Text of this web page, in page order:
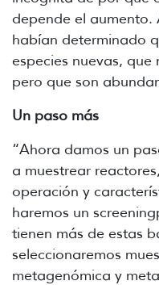
depende el aumento.
habían determinado
especies nuevas,
pero que son
Un paso más
“Ahora damos un
a muestrear
operación y
haremos un
tienen más de estas
seleccionaremos
metagenómica y